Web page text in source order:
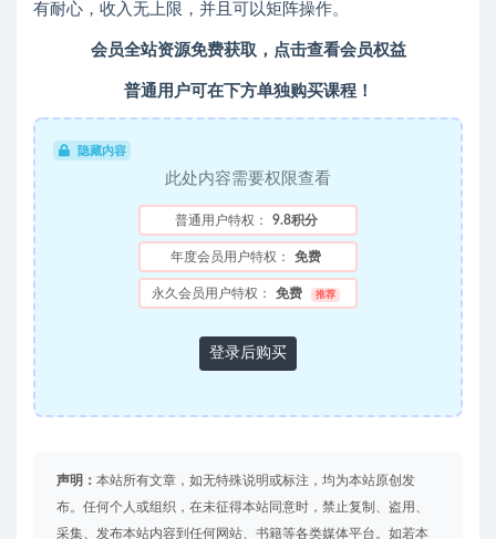
有耐心，收入无上限，并且可以矩阵操作。
会员全站资源免费获取，点击查看会员权益
普通用户可在下方单独购买课程！
隐藏内容
此处内容需要权限查看
普通用户特权： 9.8积分
年度会员用户特权： 免费
永久会员用户特权： 免费 推荐
登录后购买
声明： 本站所有文章，如无特殊说明或标注，均为本站原创发
布。任何个人或组织，在未征得本站同意时，禁止复制、盗用、
采集、发布本站内容到任何网站、书籍等各类媒体平台。如若本